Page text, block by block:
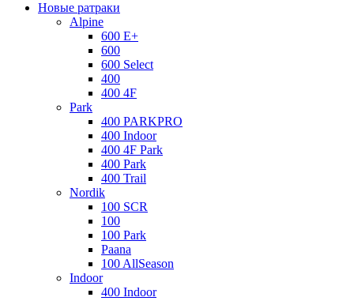
Новые ратраки
Alpine
600 E+
600
600 Select
400
400 4F
Park
400 PARKPRO
400 Indoor
400 4F Park
400 Park
400 Trail
Nordik
100 SCR
100
100 Park
Paana
100 AllSeason
Indoor
400 Indoor